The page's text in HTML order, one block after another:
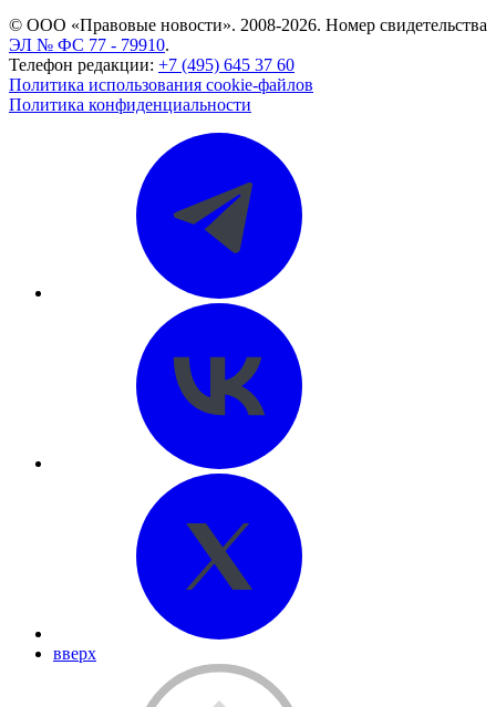
© ООО «Правовые новости». 2008-2026. Номер свидетельства
ЭЛ № ФС 77 - 79910.
Телефон редакции: +7 (495) 645 37 60
Политика использования cookie-файлов
Политика конфиденциальности
вверх